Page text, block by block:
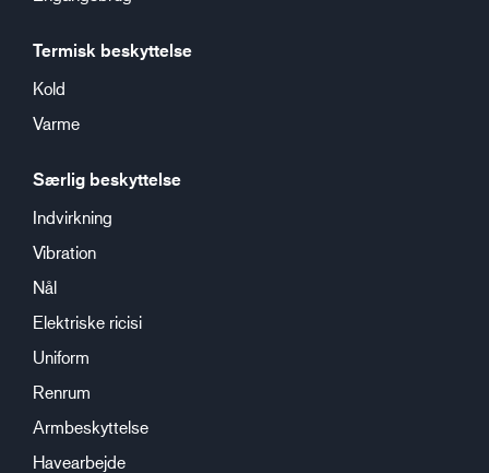
Termisk beskyttelse
Kold
Varme
Særlig beskyttelse
Indvirkning
Vibration
Nål
Elektriske ricisi
Uniform
Renrum
Armbeskyttelse
Havearbejde